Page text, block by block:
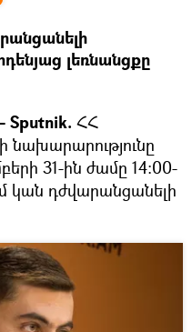
լեռնանցքը
Sputnik. ՀՀ
31-ին ժամը 14:00-
կան դժվարանցանելի